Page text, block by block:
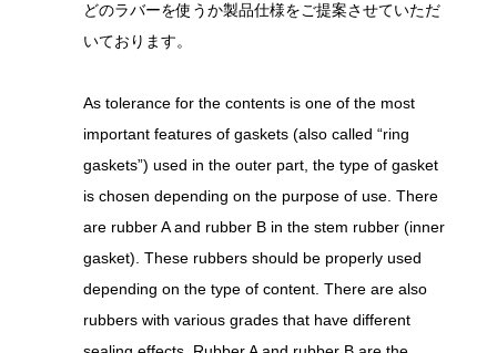
どのラバーを使うか製品仕様をご提案させていただ
いております。
As tolerance for the contents is one of the most
important features of gaskets (also called “ring
gaskets”) used in the outer part, the type of gasket
is chosen depending on the purpose of use. There
are rubber A and rubber B in the stem rubber (inner
gasket). These rubbers should be properly used
depending on the type of content. There are also
rubbers with various grades that have different